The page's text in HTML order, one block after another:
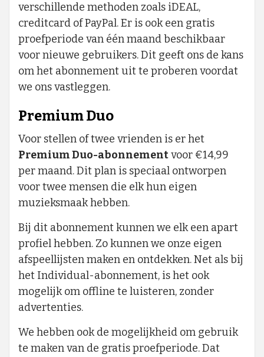
verschillende methoden zoals iDEAL,
creditcard of PayPal. Er is ook een gratis
proefperiode van één maand beschikbaar
voor nieuwe gebruikers. Dit geeft ons de kans
om het abonnement uit te proberen voordat
we ons vastleggen.
Premium Duo
Voor stellen of twee vrienden is er het
Premium Duo-abonnementvoor €14,99
per maand. Dit plan is speciaal ontworpen
voor twee mensen die elk hun eigen
muzieksmaak hebben.
Bij dit abonnement kunnen we elk een apart
profiel hebben. Zo kunnen we onze eigen
afspeellijsten maken en ontdekken. Net als bij
het Individual-abonnement, is het ook
mogelijk om offline te luisteren, zonder
advertenties.
We hebben ook de mogelijkheid om gebruik
te maken van de gratis proefperiode. Dat